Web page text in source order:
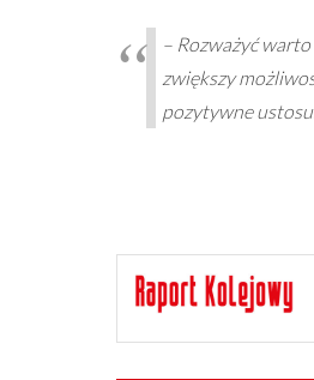
– Rozważyć
zwiększy
pozytywne